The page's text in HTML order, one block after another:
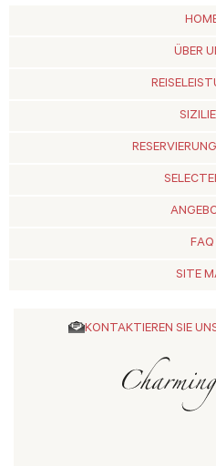
ÜBER
FAQ
SITE
KONTAKTIEREN SIE